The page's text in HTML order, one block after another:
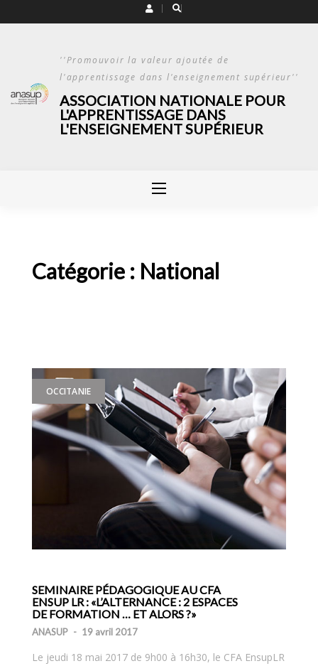
''Promouvoir la valeur ajoutée de
l'apprentissage dans l'enseignement supérieur''
ASSOCIATION NATIONALE POUR
L'APPRENTISSAGE DANS
L'ENSEIGNEMENT SUPÉRIEUR
Catégorie : National
OCCITANIE
SEMINAIRE PÉDAGOGIQUE AU CFA
ENSUP LR : «L’ALTERNANCE : 2 ESPACES
DE FORMATION … ET ALORS ?»
ANASUP - 19 avril 2017
Le jeudi 18 mai 2017 de 9h00 à 16h30, le CFA EnsupLR